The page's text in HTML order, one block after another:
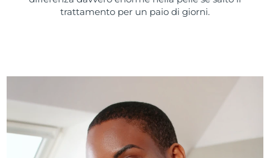
trattamento per un paio di giorni.